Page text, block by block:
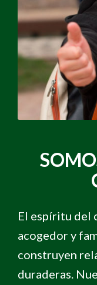
El espíritu del
acogedor y
construyen
duraderas.